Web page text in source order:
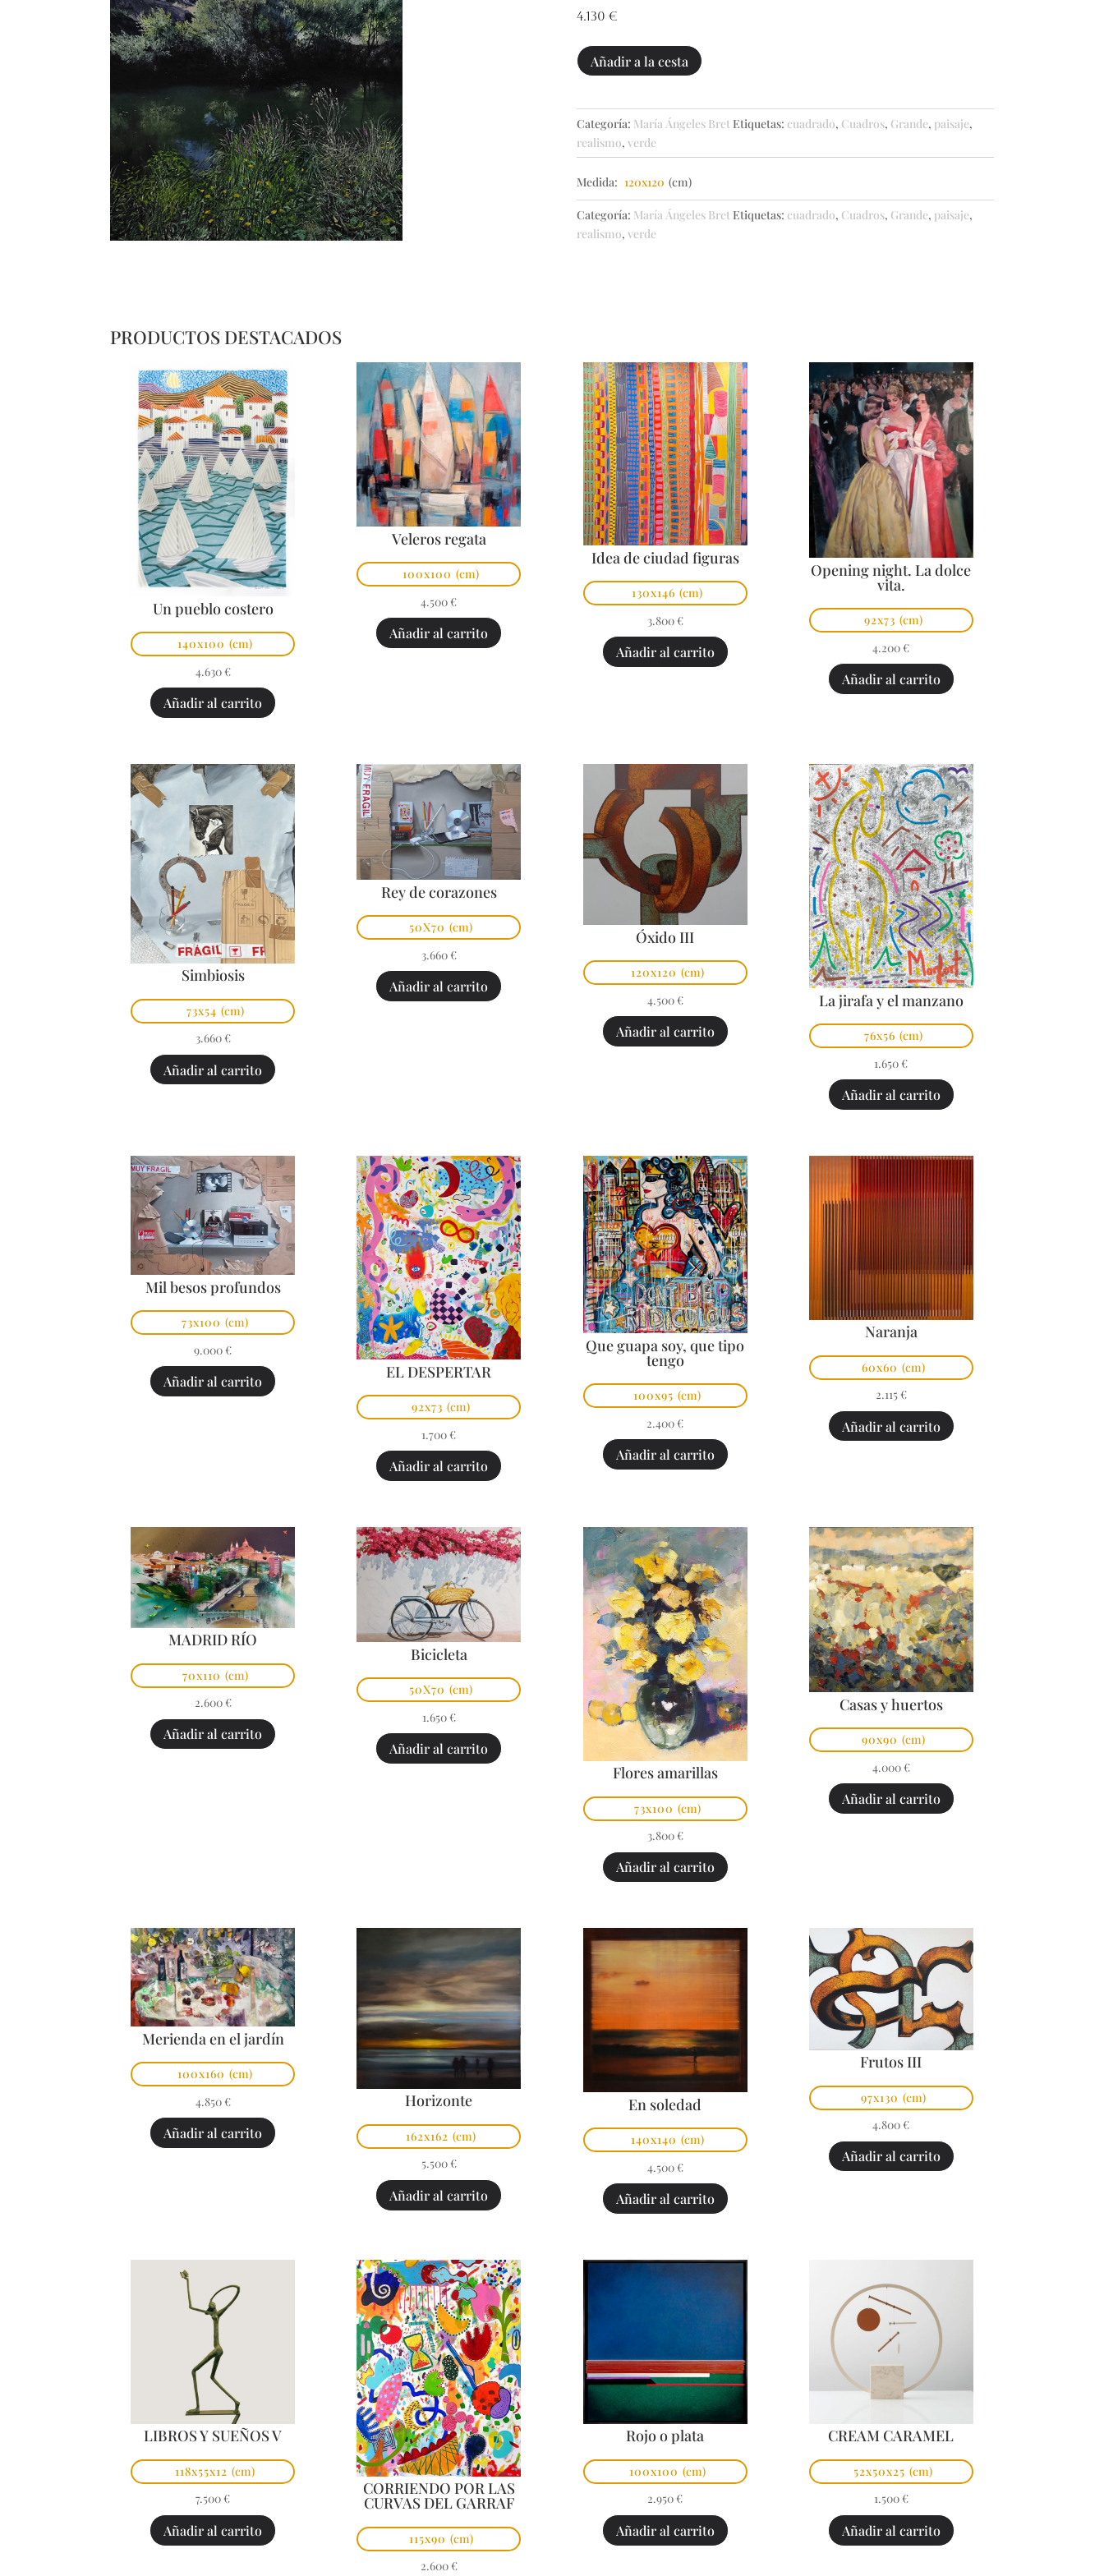
4.130 €
Paisaje
en
verano
cantidad
Añadir a la cesta
Categoría: María Ángeles Bret Etiquetas: cuadrado, Cuadros, Grande, paisaje,
realismo, verde
Medida: 120x120 (cm)
Categoría: María Ángeles Bret Etiquetas: cuadrado, Cuadros, Grande, paisaje,
realismo, verde
PRODUCTOS DESTACADOS
Un pueblo costero
140x100 (cm)
4.630 €
Añadir al carrito
Veleros regata
100x100 (cm)
4.500 €
Añadir al carrito
Idea de ciudad figuras
130x146 (cm)
3.800 €
Añadir al carrito
Opening night. La dolce
vita.
92x73 (cm)
4.200 €
Añadir al carrito
Simbiosis
73x54 (cm)
3.660 €
Añadir al carrito
Rey de corazones
50X70 (cm)
3.660 €
Añadir al carrito
Óxido III
120x120 (cm)
4.500 €
Añadir al carrito
La jirafa y el manzano
76x56 (cm)
1.650 €
Añadir al carrito
Mil besos profundos
73x100 (cm)
9.000 €
Añadir al carrito
EL DESPERTAR
92x73 (cm)
1.700 €
Añadir al carrito
Que guapa soy, que tipo
tengo
100x95 (cm)
2.400 €
Añadir al carrito
Naranja
60x60 (cm)
2.115 €
Añadir al carrito
MADRID RÍO
70x110 (cm)
2.600 €
Añadir al carrito
Bicicleta
50X70 (cm)
1.650 €
Añadir al carrito
Flores amarillas
73x100 (cm)
3.800 €
Añadir al carrito
Casas y huertos
90x90 (cm)
4.000 €
Añadir al carrito
Merienda en el jardín
100x160 (cm)
4.850 €
Añadir al carrito
Horizonte
162x162 (cm)
5.500 €
Añadir al carrito
En soledad
140x140 (cm)
4.500 €
Añadir al carrito
Frutos III
97x130 (cm)
4.800 €
Añadir al carrito
LIBROS Y SUEÑOS V
118x55x12 (cm)
7.500 €
Añadir al carrito
CORRIENDO POR LAS
CURVAS DEL GARRAF
115x90 (cm)
2.600 €
Rojo o plata
100x100 (cm)
2.950 €
Añadir al carrito
CREAM CARAMEL
52x50x25 (cm)
1.500 €
Añadir al carrito